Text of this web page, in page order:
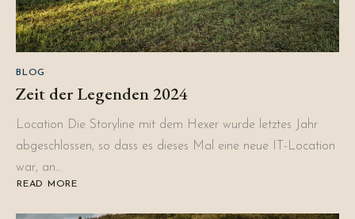
BLOG
Zeit der Legenden 2024
Location Die Storyline mit dem Hexer wurde letztes Jahr
abgeschlossen, so dass es dieses Mal eine neue IT-Location
war, an…
READ MORE
ABOUT
LEGENDEN